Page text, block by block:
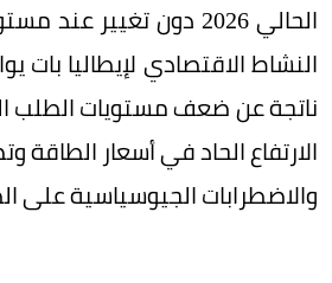
النشاط الاقتصادي لإيطاليا بات
ناتجة عن ضعف مستويات الطلب
الارتفاع الحاد في أسعار الطاقة
والاضطرابات الجيوسياسية على